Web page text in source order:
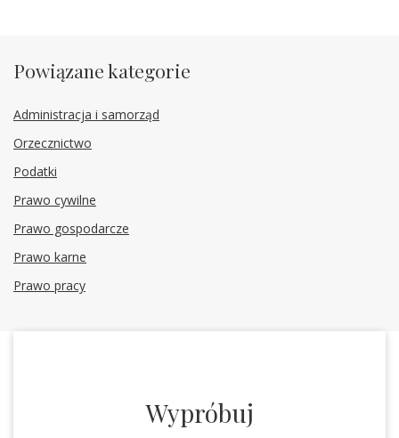
Powiązane kategorie
Administracja i samorząd
Orzecznictwo
Podatki
Prawo cywilne
Prawo gospodarcze
Prawo karne
Prawo pracy
Wypróbuj